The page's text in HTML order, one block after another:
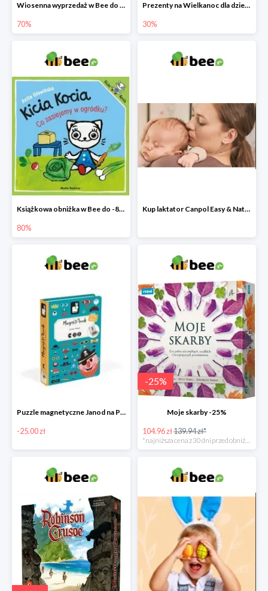
Wiosenna wyprzedaż w Bee do -70%
70%
Prezenty na Wielkanoc dla dzieci 2022 - upominki od Zajączka
30%
Książkowa obniżka w Bee do -80%
80%
Kup laktator Canpol Easy & Natural a nianię elektroniczną otrzymasz GRATIS!
Puzzle magnetyczne Janod na Preznt od zajączka w Bee -25 zł
-25.00 zł
-25%
Moje skarby -25%
104.96 zł139.94 zł*
*najniższa cena z 30 dni przed obniżką